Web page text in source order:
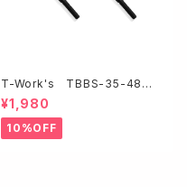
T-Work's TBBS-35-48
64チタン製ブラックコーティン
グターンバックル【3.5mmx48
mm/2本入】
¥1,980
10%OFF